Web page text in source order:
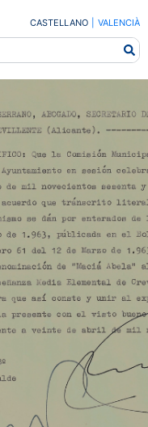
CASTELLANO VALENCIÀ